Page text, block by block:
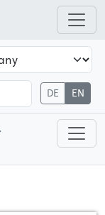
Open shops menu
DE EN
Open